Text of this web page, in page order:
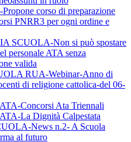
corso di preparazione
PNRR3 per ogni ordine e
SCUOLA-Non si può spostare
personale ATA senza
valida
RUA-Webinar-Anno di
di religione cattolica-del 06-
Concorsi Ata Triennali
La Dignità Calpestata
News n.2- A Scuola
al futuro